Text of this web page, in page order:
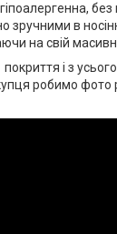
в
на свій
і з
робимо фото